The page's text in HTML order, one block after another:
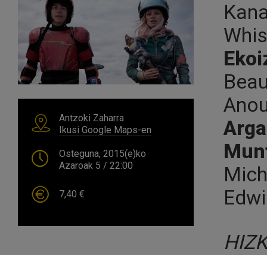
Antzoki Zaharra
Ikusi Google Maps-en
Osteguna, 2015(e)ko
Azaroak 5 / 22:00
7,40 €